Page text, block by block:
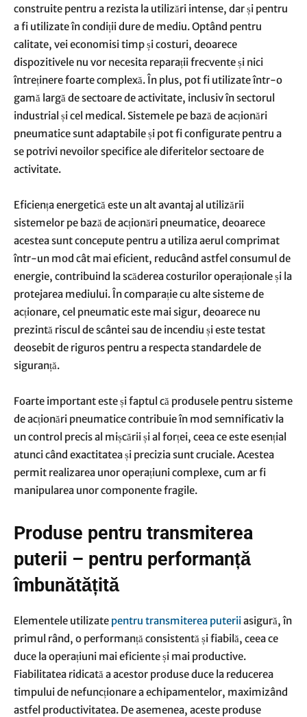
construite pentru a rezista la utilizări intense, dar și pentru
a fi utilizate în condiții dure de mediu. Optând pentru
calitate, vei economisi timp și costuri, deoarece
dispozitivele nu vor necesita reparații frecvente și nici
întreținere foarte complexă. În plus, pot fi utilizate într-o
gamă largă de sectoare de activitate, inclusiv în sectorul
industrial și cel medical. Sistemele pe bază de acționări
pneumatice sunt adaptabile și pot fi configurate pentru a
se potrivi nevoilor specifice ale diferitelor sectoare de
activitate.
Eficiența energetică este un alt avantaj al utilizării
sistemelor pe bază de acționări pneumatice, deoarece
acestea sunt concepute pentru a utiliza aerul comprimat
într-un mod cât mai eficient, reducând astfel consumul de
energie, contribuind la scăderea costurilor operaționale și la
protejarea mediului. În comparație cu alte sisteme de
acționare, cel pneumatic este mai sigur, deoarece nu
prezintă riscul de scântei sau de incendiu și este testat
deosebit de riguros pentru a respecta standardele de
siguranță.
Foarte important este și faptul că produsele pentru sisteme
de acționări pneumatice contribuie în mod semnificativ la
un control precis al mișcării și al forței, ceea ce este esențial
atunci când exactitatea și precizia sunt cruciale. Acestea
permit realizarea unor operațiuni complexe, cum ar fi
manipularea unor componente fragile.
Produse pentru transmiterea
puterii – pentru performanță
îmbunătățită
Elementele utilizate pentru transmiterea puteriiasigură, în
primul rând, o performanță consistentă și fiabilă, ceea ce
duce la operațiuni mai eficiente și mai productive.
Fiabilitatea ridicată a acestor produse duce la reducerea
timpului de nefuncționare a echipamentelor, maximizând
astfel productivitatea. De asemenea, aceste produse